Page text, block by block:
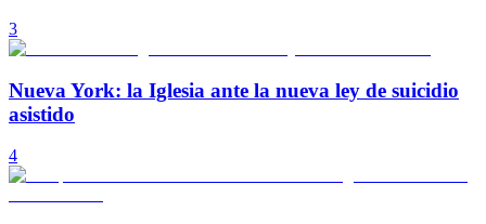
3
Nueva York: la Iglesia ante la nueva ley de suicidio
asistido
4